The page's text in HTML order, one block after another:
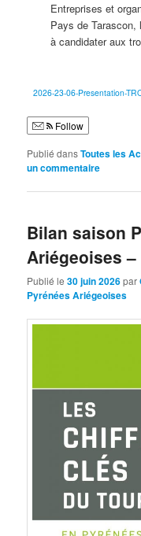
Entreprises et
Pays de Tarascon,
à candidater aux
2026-23-06-Presentation-
Follow
Publié dansToutes les
un commentaire
Bilan saison
Ariégeoises –
Publié le30 juin 2026par
Pyrénées Ariégeoises